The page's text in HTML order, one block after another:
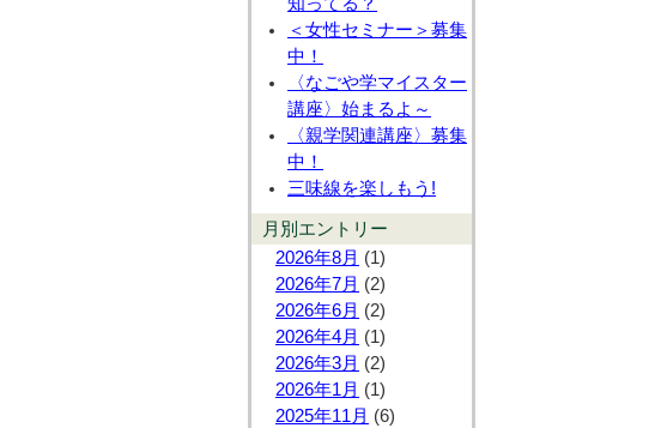
知ってる？
＜女性セミナー＞募集
中！
〈なごや学マイスター
講座〉始まるよ～
〈親学関連講座〉募集
中！
三味線を楽しもう!
月別エントリー
2026年8月 (1)
2026年7月 (2)
2026年6月 (2)
2026年4月 (1)
2026年3月 (2)
2026年1月 (1)
2025年11月 (6)